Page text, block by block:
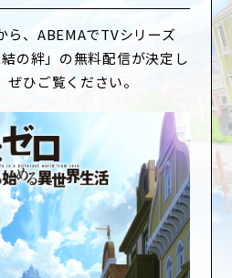
ら、ABEMAでTVシリーズ
の絆」の無料配信が決定し
ひご覧ください。